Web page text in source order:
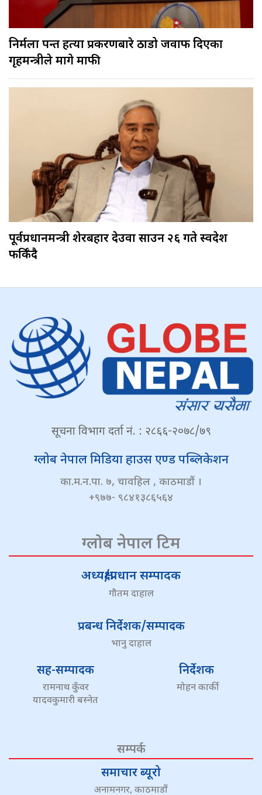
निर्मला पन्त हत्या प्रकरणबारे ठाडो जवाफ दिएका
गृहमन्त्रीले मागे माफी
पूर्वप्रधानमन्त्री शेरबहादुर देउवा साउन २६ गते स्वदेश
फर्किँदै
सूचना विभाग दर्ता नं. : २८६६-२०७८/७९
ग्लोब नेपाल मिडिया हाउस एण्ड पब्लिकेशन
का.म.न.पा. ७, चावहिल , काठमाडौं ।
+९७७- ९८४१३८६५६४
ग्लोब नेपाल टिम
अध्यक्ष/प्रधान सम्पादक
गौतम दाहाल
प्रबन्ध निर्देशक/सम्पादक
भानु दाहाल
सह-सम्पादक
रामनाथ कुँवर
यादवकुमारी बस्नेत
निर्देशक
मोहन कार्की
सम्पर्क
समाचार ब्यूरो
अनामनगर, काठमाडौं